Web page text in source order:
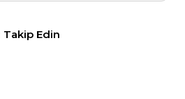
Takip Edin